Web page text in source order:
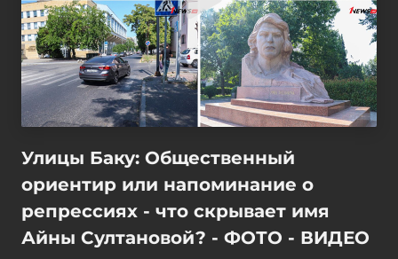
Улицы Баку: Общественный
ориентир или напоминание о
репрессиях - что скрывает имя
Айны Султановой? - ФОТО - ВИДЕО